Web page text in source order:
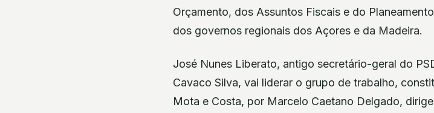
Orçamento, dos Assuntos Fiscais e do
dos governos regionais dos Açores e da Madeira.
José Nunes Liberato, antigo secretário-geral do
Cavaco Silva, vai liderar o grupo de trabalho,
Mota e Costa, por Marcelo Caetano Delgado,